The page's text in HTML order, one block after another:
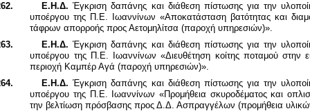
Ε.Η.Δ.Έγκριση δαπάνης και διάθεση πίστωσης για την
υποέργου της Π.Ε. Ιωαννίνων «Αποκατάσταση βατότητας και
τάφρων απορροής προς Αετομηλίτσα (παροχή υπηρεσιών)».
Ε.Η.Δ.Έγκριση δαπάνης και διάθεση πίστωσης για την
υποέργου της Π.Ε. Ιωαννίνων «Διευθέτηση κοίτης ποταμού στην
περιοχή Καμπέρ Αγά (παροχή υπηρεσιών)».
Ε.Η.Δ.Έγκριση δαπάνης και διάθεση πίστωσης για την
υποέργου της Π.Ε. Ιωαννίνων «Προμήθεια σκυροδέματος και
την βελτίωση πρόσβασης προς Δ.Δ. Ασπραγγέλων (προμήθεια